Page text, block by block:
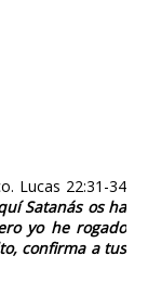
Lucas 22:31-34
Satanás os ha
yo he rogado
confirma a tus